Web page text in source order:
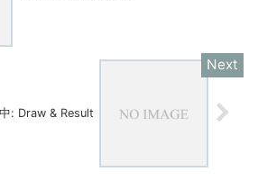
: Draw & Result